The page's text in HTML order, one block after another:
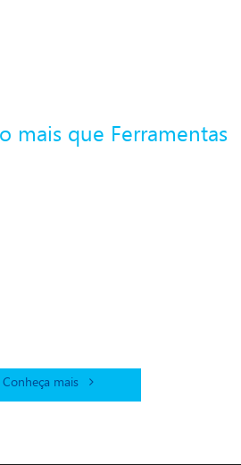
mais que Ferramentas
Conheça mais